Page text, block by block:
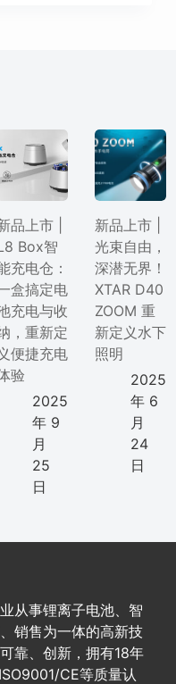
品上市 |
Box智
充电仓：
盒搞定电
充电与收
，重新定
义便捷充电
验
2025
年 9
月
25
日
新品上市 |
光束自由，
深潜无界！
XTAR D40
ZOOM 重
新定义水下
照明
2025
年 6
月
24
日
从事锂离子电池、智
销售为一体的高新技
靠、创新，拥有18年
CE等质量认